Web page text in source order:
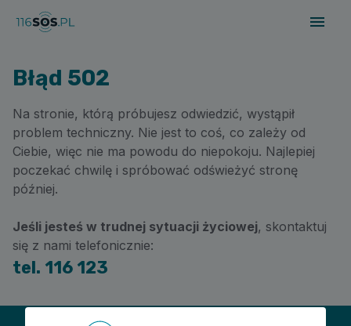
Błąd 502
Na stronie, którą próbujesz odwiedzić, wystąpił
problem techniczny. Nie jest to coś, co zależy od
Ciebie, więc nie ma powodu do niepokoju. Najlepiej
poczekać chwilę i spróbować odświeżyć stronę
później.
Jeśli jesteś w trudnej sytuacji życiowej, skontaktuj
się z nami telefonicznie:
tel. 116 123